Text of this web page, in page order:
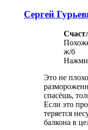
Сергей
ж/б
Это не
спасёшь,
Если это
теряется
балкона в